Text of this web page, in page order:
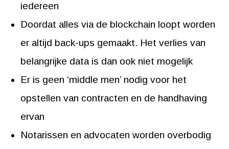
iedereen
Doordat alles via de blockchain loopt worden
er altijd back-ups gemaakt. Het verlies van
belangrijke data is dan ook niet mogelijk
Er is geen ‘middle men’ nodig voor het
opstellen van contracten en de handhaving
ervan
Notarissen en advocaten worden overbodig